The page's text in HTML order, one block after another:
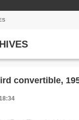
convertible,